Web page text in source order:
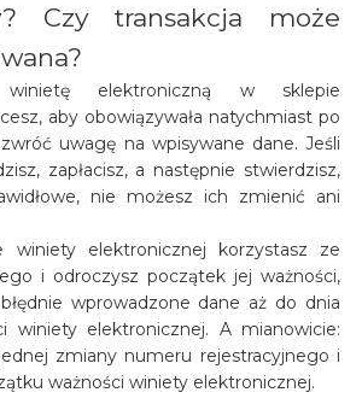
Czy transakcja może
elektroniczną w sklepie
aby obowiązywała natychmiast po
uwagę na wpisywane dane. Jeśli
zapłacisz, a następnie stwierdzisz,
nie możesz ich zmienić ani
winiety elektronicznej korzystasz ze
i odroczysz początek jej ważności,
wprowadzone dane aż do dnia
winiety elektronicznej. A mianowicie:
zmiany numeru rejestracyjnego i
ważności winiety elektronicznej.